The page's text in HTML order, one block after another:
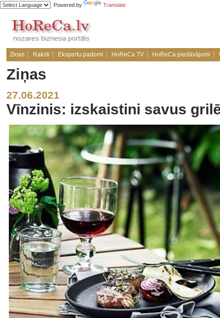
Powered by Translate
Ziņas Raksti Ekspertu padomi HoReCa TV HoReCa piedāvājumi
Ziņas
27.06.2021
Vīnzinis: izskaistini savus